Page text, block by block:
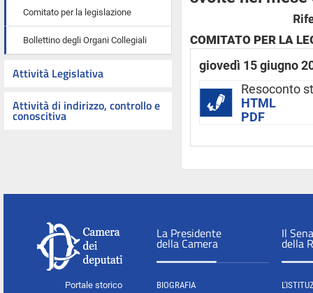
Comitato per la legislazione
Bollettino degli Organi Collegiali
Attività Legislativa
Attività di indirizzo, controllo e
conoscitiva
COMITATO PER LA
giovedì 15 giugno
Resoconto
HTML
PDF
Portale storico
La Presidente
della Camera
BIOGRAFIA
Il
della